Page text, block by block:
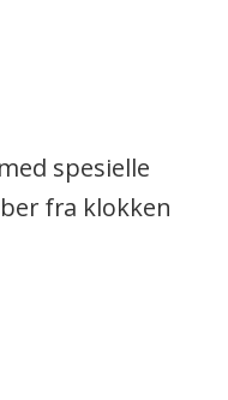
spesielle
fra klokken